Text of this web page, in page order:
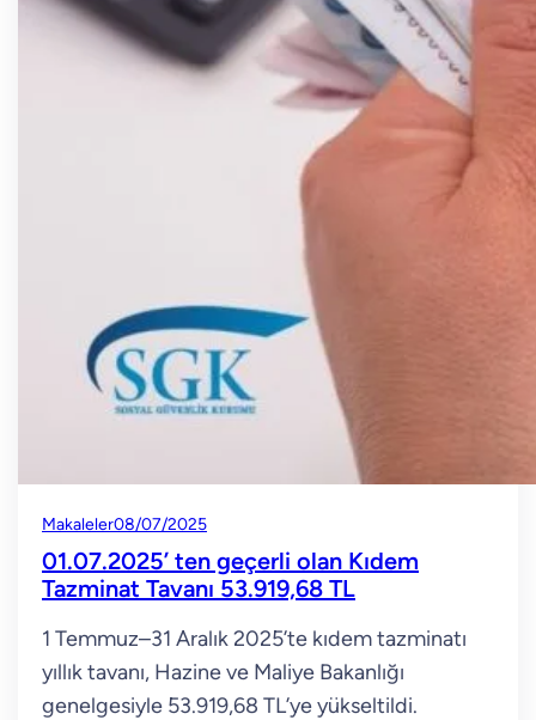
Makaleler08/07/2025
01.07.2025’ ten geçerli olan Kıdem
Tazminat Tavanı 53.919,68 TL
1 Temmuz–31 Aralık 2025’te kıdem tazminatı
yıllık tavanı, Hazine ve Maliye Bakanlığı
genelgesiyle 53.919,68 TL’ye yükseltildi.